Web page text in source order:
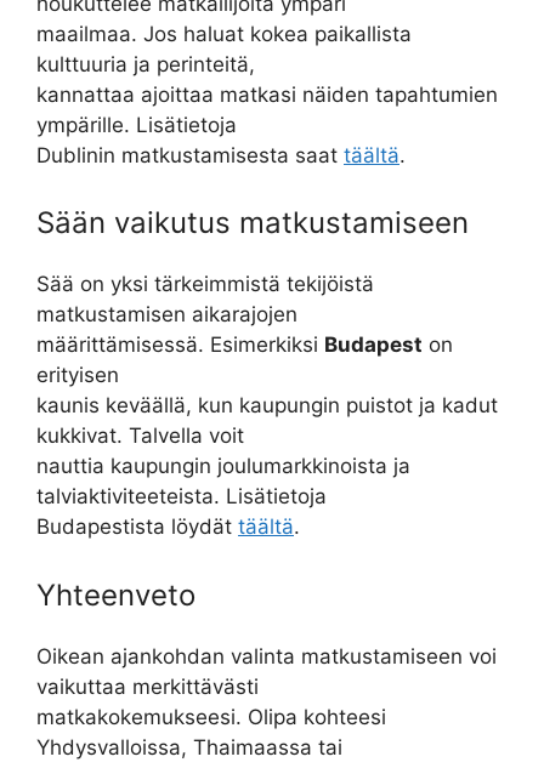
maailmaa. Jos haluat kokea paikallista
kulttuuria ja perinteitä,
kannattaa ajoittaa matkasi näiden tapahtumien
ympärille. Lisätietoja
Dublinin matkustamisesta saat täältä.
Sään vaikutus matkustamiseen
Sää on yksi tärkeimmistä tekijöistä
matkustamisen aikarajojen
määrittämisessä. Esimerkiksi Budapest on
erityisen
kaunis keväällä, kun kaupungin puistot ja kadut
kukkivat. Talvella voit
nauttia kaupungin joulumarkkinoista ja
talviaktiviteeteista. Lisätietoja
Budapestista löydät täältä.
Yhteenveto
Oikean ajankohdan valinta matkustamiseen voi
vaikuttaa merkittävästi
matkakokemukseesi. Olipa kohteesi
Yhdysvalloissa, Thaimaassa tai